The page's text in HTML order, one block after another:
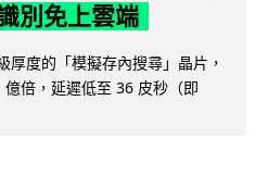
別免上雲端
厚度的「模擬存內搜尋」晶片，
倍，延遲低至 36 皮秒（即